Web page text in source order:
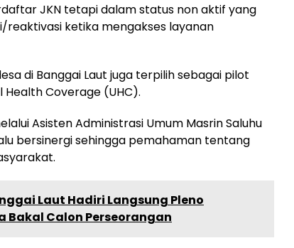
JKN tetapi dalam status non aktif yang
ketika mengakses layanan
di Banggai Laut juga terpilih sebagai pilot
Coverage (UHC).
Asisten Administrasi Umum Masrin Saluhu
bersinergi sehingga pemahaman tentang
Laut Hadiri Langsung Pleno
Bakal Calon Perseorangan